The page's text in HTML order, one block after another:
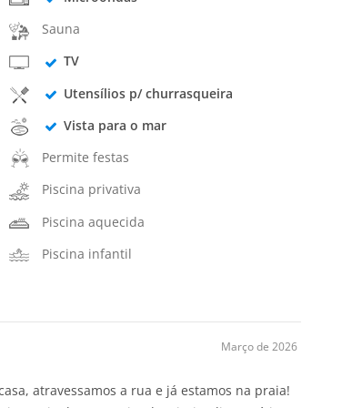
Sauna
TV
Utensílios p/ churrasqueira
Vista para o mar
Permite festas
Piscina privativa
Piscina aquecida
Piscina infantil
Março de 2026
atravessamos a rua e já estamos na praia!